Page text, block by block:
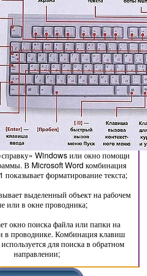
Windows или окно помощи
В Microsoft Word комбинация
форматирование текста;
выделенный объект на рабочем
или в окне проводника;
окно поиска файла или папки на
в проводнике. Комбинация клавиш
для поиска в обратном
направлении;